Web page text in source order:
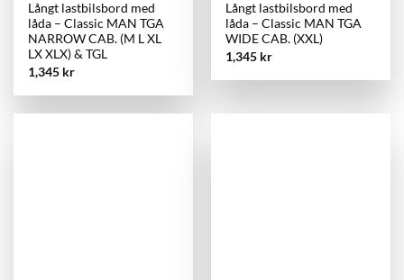
Långt lastbilsbord med
låda – Classic MAN TGA
NARROW CAB. (M L XL
LX XLX) & TGL
1,345 kr
Långt lastbilsbord med
låda – Classic MAN TGA
WIDE CAB. (XXL)
1,345 kr